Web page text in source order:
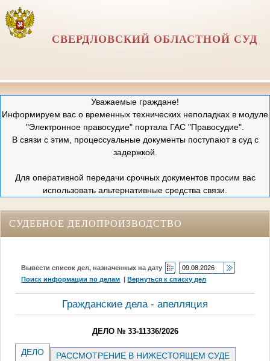
СВЕРДЛОВСКИЙ ОБЛАСТНОЙ СУД
Уважаемые граждане!
Информируем вас о временных технических неполадках в модуле
"Электронное правосудие" портала ГАС "Правосудие".
В связи с этим, процессуальные документы поступают в суд с
задержкой.
Для оперативной передачи срочных документов просим вас
использовать альтернативные средства связи.
СУДЕБНОЕ ДЕЛОПРОИЗВОДСТВО
Вывести список дел, назначенных на дату
Поиск информации по делам |Вернуться к списку дел
Гражданские дела - апелляция
ДЕЛО № 33-11336/2026
ДЕЛО РАССМОТРЕНИЕ В НИЖЕСТОЯЩЕМ СУДЕ